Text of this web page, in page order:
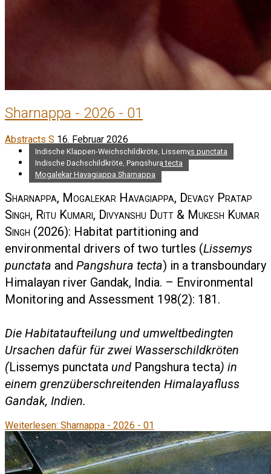
Sharnappa - 2026 - 01
Abstracts S 16. Februar 2026
Indische Klappen-Weichschildkröte, Lissemys punctata
Indische Dachschildkröte, Pangshura tecta
Mogalekar Havagiappa Sharnappa
Sharnappa, Mogalekar Havagiappa, Devagy Pratap
Singh, Ritu Kumari, Divyanshu Dutt & Mukesh Kumar
Singh (2026): Habitat partitioning and
environmental drivers of two turtles (Lissemys
punctata and Pangshura tecta) in a transboundary
Himalayan river Gandak, India. – Environmental
Monitoring and Assessment 198(2): 181.
Die Habitataufteilung und umweltbedingten
Ursachen dafür für zwei Wasserschildkröten
(Lissemys punctata und Pangshura tecta) in
einem grenzüberschreitenden Himalayafluss
Gandak, Indien.
Weiterlesen: Sharnappa - 2026 - 01